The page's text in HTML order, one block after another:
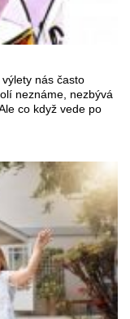
nás často
neznáme, nezbývá
co když vede po